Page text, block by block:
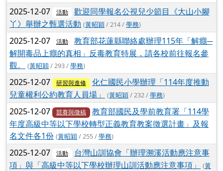
2025-12-07 活動
歡迎同學報名公視兒少節目《大山小腳
丫》舉辦之甄選活動 (黃昭穎/ 214 /學務)
2025-12-07 活動
教育部花蓮縣聯絡處辦理115年「解癮─
解開毒品上癮的真相」反毒教育特展，請各校前往報名參
觀。
(黃昭穎/ 293 /學務)
2025-12-07 研習與進修
化仁國民小學辦理「114年度推動
兒童權利公約教育人員場」
(黃昭穎/ 232 /學務)
2025-12-07 競賽與徵稿
教育部國民及學前教育署「114學
年度高級中等以下學校轉型正義教育教案徵選計畫」及報
名文件各1份 (黃昭穎/ 255 /學務)
2025-12-07 活動
台灣山訓協會「辦理溯溪活動應注意事
項」與「高級中等以下學校辦理山訓活動應注意事項」
(黃